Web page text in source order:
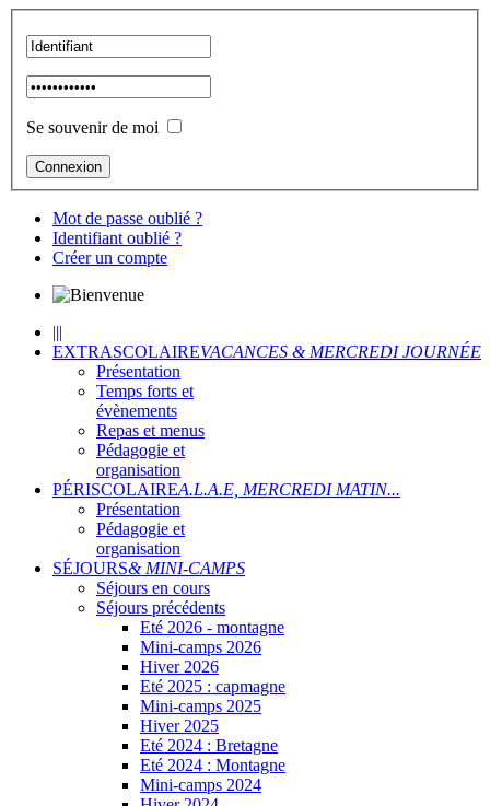
Se souvenir de moi
Mot de passe oublié ?
Identifiant oublié ?
Créer un compte
|||
EXTRASCOLAIREVACANCES & MERCREDI JOURNÉE
Présentation
Temps forts et
évènements
Repas et menus
Pédagogie et
organisation
PÉRISCOLAIREA.L.A.E, MERCREDI MATIN...
Présentation
Pédagogie et
organisation
SÉJOURS& MINI-CAMPS
Séjours en cours
Séjours précédents
Eté 2026 - montagne
Mini-camps 2026
Hiver 2026
Eté 2025 : capmagne
Mini-camps 2025
Hiver 2025
Eté 2024 : Bretagne
Eté 2024 : Montagne
Mini-camps 2024